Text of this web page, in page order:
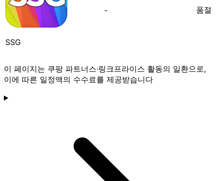
SSG
- 품절
이 페이지는 쿠팡 파트너스·링크프라이스 활동의 일환으로,
이에 따른 일정액의 수수료를 제공받습니다